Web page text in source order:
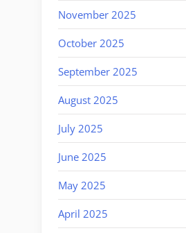
November 2025
October 2025
September 2025
August 2025
July 2025
June 2025
May 2025
April 2025